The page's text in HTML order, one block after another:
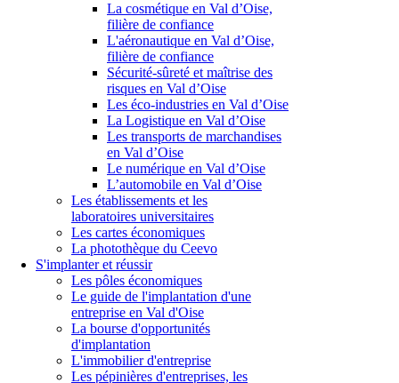
La cosmétique en Val d’Oise,
filière de confiance
L'aéronautique en Val d’Oise,
filière de confiance
Sécurité-sûreté et maîtrise des
risques en Val d’Oise
Les éco-industries en Val d’Oise
La Logistique en Val d’Oise
Les transports de marchandises
en Val d’Oise
Le numérique en Val d’Oise
L’automobile en Val d’Oise
Les établissements et les
laboratoires universitaires
Les cartes économiques
La photothèque du Ceevo
S'implanter et réussir
Les pôles économiques
Le guide de l'implantation d'une
entreprise en Val d'Oise
La bourse d'opportunités
d'implantation
L'immobilier d'entreprise
Les pépinières d'entreprises, les